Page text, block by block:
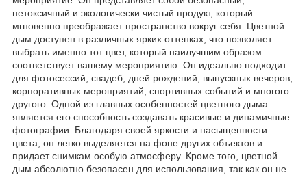
нетоксичный и экологически чистый продукт, который
мгновенно преображает пространство вокруг себя. Цветной
дым доступен в различных ярких оттенках, что позволяет
выбрать именно тот цвет, который наилучшим образом
соответствует вашему мероприятию. Он идеально подходит
для фотосессий, свадеб, дней рождений, выпускных вечеров,
корпоративных мероприятий, спортивных событий и многого
другого. Одной из главных особенностей цветного дыма
является его способность создавать красивые и динамичные
фотографии. Благодаря своей яркости и насыщенности
цвета, он легко выделяется на фоне других объектов и
придает снимкам особую атмосферу. Кроме того, цветной
дым абсолютно безопасен для использования, так как он не